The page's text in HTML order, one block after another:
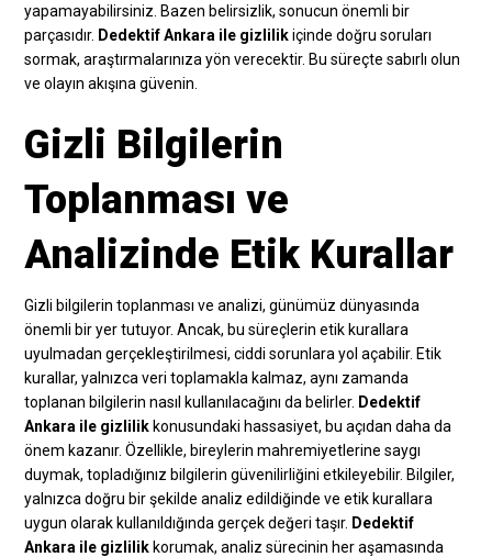
yapamayabilirsiniz. Bazen belirsizlik, sonucun önemli bir
parçasıdır. Dedektif Ankara ile gizlilikiçinde doğru soruları
sormak, araştırmalarınıza yön verecektir. Bu süreçte sabırlı olun
ve olayın akışına güvenin.
Gizli Bilgilerin
Toplanması ve
Analizinde Etik Kurallar
Gizli bilgilerin toplanması ve analizi, günümüz dünyasında
önemli bir yer tutuyor. Ancak, bu süreçlerin etik kurallara
uyulmadan gerçekleştirilmesi, ciddi sorunlara yol açabilir. Etik
kurallar, yalnızca veri toplamakla kalmaz, aynı zamanda
toplanan bilgilerin nasıl kullanılacağını da belirler. Dedektif
Ankara ile gizlilikkonusundaki hassasiyet, bu açıdan daha da
önem kazanır. Özellikle, bireylerin mahremiyetlerine saygı
duymak, topladığınız bilgilerin güvenilirliğini etkileyebilir. Bilgiler,
yalnızca doğru bir şekilde analiz edildiğinde ve etik kurallara
uygun olarak kullanıldığında gerçek değeri taşır. Dedektif
Ankara ile gizlilikkorumak, analiz sürecinin her aşamasında